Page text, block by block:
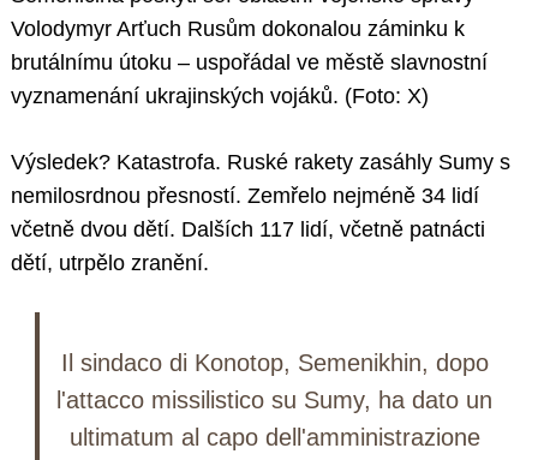
Volodymyr Arťuch Rusům dokonalou záminku k
brutálnímu útoku – uspořádal ve městě slavnostní
vyznamenání ukrajinských vojáků. (Foto: X)
Výsledek? Katastrofa. Ruské rakety zasáhly Sumy s
nemilosrdnou přesností. Zemřelo nejméně 34 lidí
včetně dvou dětí. Dalších 117 lidí, včetně patnácti
dětí, utrpělo zranění.
Il sindaco di Konotop, Semenikhin, dopo
l'attacco missilistico su Sumy, ha dato un
ultimatum al capo dell'amministrazione